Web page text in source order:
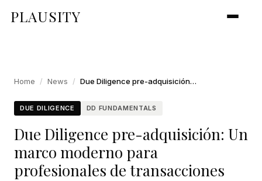
PLAUSITY
Home / News / Due Diligence pre-adquisición: Un marco moderno para profesionales de transacciones
DUE DILIGENCE DD FUNDAMENTALS
Due Diligence pre-adquisición: Un
marco moderno para
profesionales de transacciones